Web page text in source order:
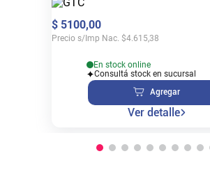
$ 5100,00
Precio s/Imp Nac. $4.615,38
En stock online
Consultá stock en sucursal
Agregar
Ver detalle